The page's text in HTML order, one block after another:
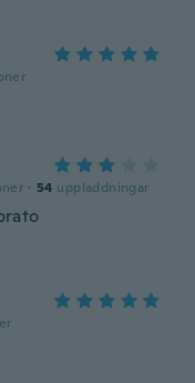
· 54 uppladdningar